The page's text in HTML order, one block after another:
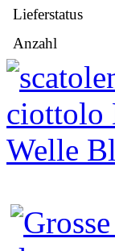
Lieferstatus
Anzahl